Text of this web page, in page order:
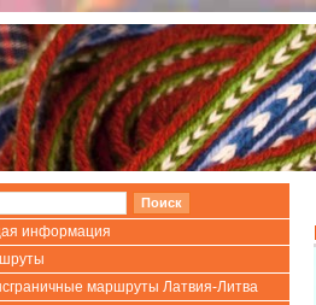
информация
маршруты Латвия-Литва